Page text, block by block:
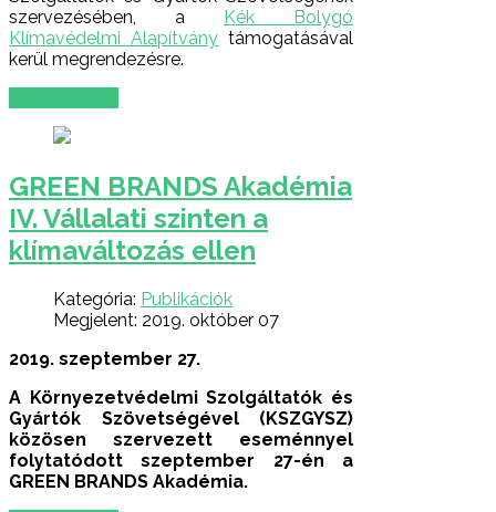
szervezésében, a
Kék Bolygó
Klímavédelmi Alapítvány támogatásával
kerül megrendezésre.
GREEN BRANDS Akadémia
IV. Vállalati szinten a
klímaváltozás ellen
Kategória: Publikációk
Megjelent: 2019. október 07
2019. szeptember 27.
A Környezetvédelmi Szolgáltatók és
Gyártók Szövetségével (KSZGYSZ)
közösen szervezett eseménnyel
folytatódott szeptember 27-én a
GREEN BRANDS Akadémia.